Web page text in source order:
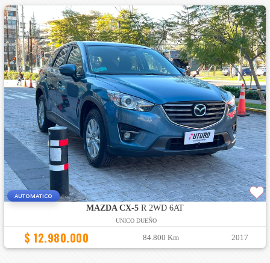
AUTOMATICO
MAZDA CX-5 R 2WD 6AT
UNICO DUEÑO
$ 12.980.000 84.800 Km 2017